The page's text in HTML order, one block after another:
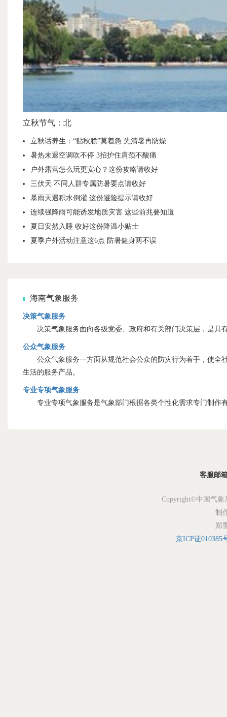
立秋节气：北
立秋话养生：“贴秋膘”莫着急 先清暑再防燥
暑热未退空调吹不停 3招护住肩颈不酸痛
户外露营怎么玩更安心？这份攻略请收好
三伏天 不同人群专属防暑要点请收好
暴雨天遇积水倒灌 这份避险提示请收好
连续强降雨可能诱发地质灾害 这些前兆要知道
夏日安然入睡 收好这份降温小贴士
夏季户外活动注意这6点 防暑健身两不误
海南气象服务
决策气象服务
决策气象服务面向各级党委、政府和有关部门决策层，是具
公众气象服务
公众气象服务一方面从规范社会公众的防灾行为着手，使全
生活的服务产品。
专业专项气象服务
专业专项气象服务是气象部门根据各类个性化需求专门制作
客服邮
Copyright©中国气象
制
郑
京ICP证010385